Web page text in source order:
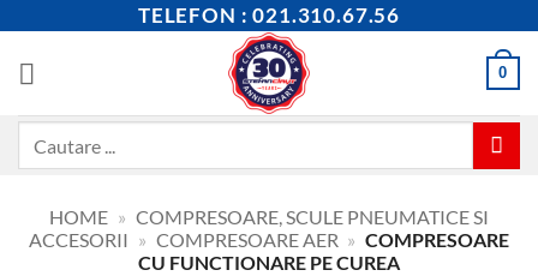
content
TELEFON : 021.310.67.56
0
HOME » COMPRESOARE, SCULE PNEUMATICE SI
ACCESORII » COMPRESOARE AER » COMPRESOARE
CU FUNCTIONARE PE CUREA